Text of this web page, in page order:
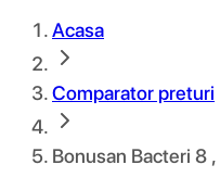
Acasa
Comparator preturi
Bonusan Bacteri 8